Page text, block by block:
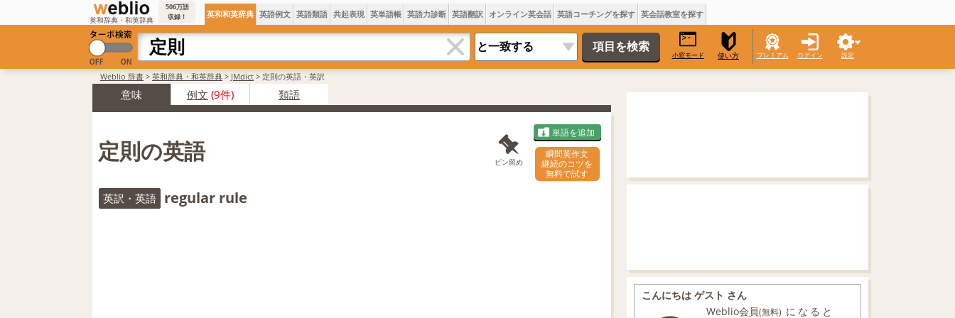
英和辞典・和英辞典
506万語
収録！
英和和英辞典 英語例文 英語類語 共起表現 英単語帳 英語力診断 英語翻訳 オンライン英会話 英語コーチングを探す 英会話教室を探す
小窓モード 使い方 プレミアム ログイン 設定
Weblio 辞書 > 英和辞典・和英辞典 > JMdict > 定則の英語・英訳
意味 例文 (9件) 類語
定則の英語 ピン留め
単語を追加
瞬間英作文
継続のコツを
無料で試す
英訳・英語 regular rule
こんにちは ゲスト さん
Weblio会員(無料) になると